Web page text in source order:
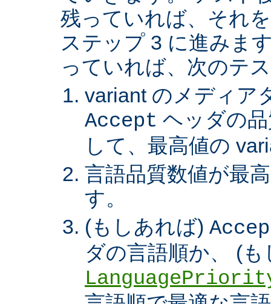
残っていれば、それ
ステップ 3 に進みま
っていれば、次のテ
variant のメディア
Accept ヘッダの
して、最高値の
言語品質数値が最
す。
(もしあれば)
ダの言語順か、 (